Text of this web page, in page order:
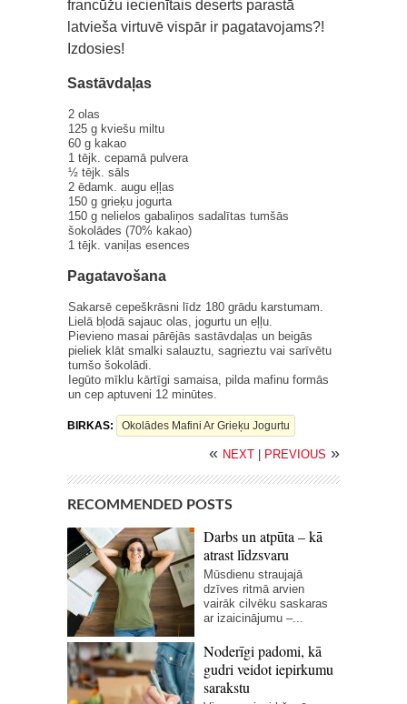
francūžu iecienītais deserts parastā
latvieša virtuvē vispār ir pagatavojams?!
Izdosies!
Sastāvdaļas
2 olas
125 g kviešu miltu
60 g kakao
1 tējk. cepamā pulvera
½ tējk. sāls
2 ēdamk. augu eļļas
150 g grieķu jogurta
150 g nelielos gabaliņos sadalītas tumšās
šokolādes (70% kakao)
1 tējk. vaniļas esences
Pagatavošana
Sakarsē cepeškrāsni līdz 180 grādu karstumam.
Lielā bļodā sajauc olas, jogurtu un eļļu.
Pievieno masai pārējās sastāvdaļas un beigās
pieliek klāt smalki salauztu, sagrieztu vai sarīvētu
tumšo šokolādi.
Iegūto mīklu kārtīgi samaisa, pilda mafinu formās
un cep aptuveni 12 minūtes.
BIRKAS: Okolādes Mafini Ar Grieķu Jogurtu
« NEXT PREVIOUS »
RECOMMENDED POSTS
Darbs un atpūta – kā
atrast līdzsvaru
Mūsdienu straujajā
dzīves ritmā arvien
vairāk cilvēku saskaras
ar izaicinājumu –...
Noderīgi padomi, kā
gudri veidot iepirkumu
sarakstu